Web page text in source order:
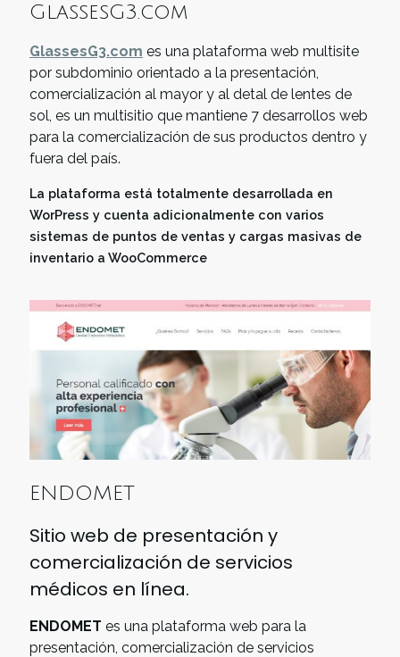
GlassesG3.com
GlassesG3.com es una plataforma web multisite
por subdominio orientado a la presentación,
comercialización al mayor y al detal de lentes de
sol, es un multisitio que mantiene 7 desarrollos web
para la comercialización de sus productos dentro y
fuera del país.
La plataforma está totalmente desarrollada en
WorPress y cuenta adicionalmente con varios
sistemas de puntos de ventas y cargas masivas de
inventario a WooCommerce
ENDOMET
Sitio web de presentación y
comercialización de servicios
médicos en línea.
ENDOMET es una plataforma web para la
presentación, comercialización de servicios